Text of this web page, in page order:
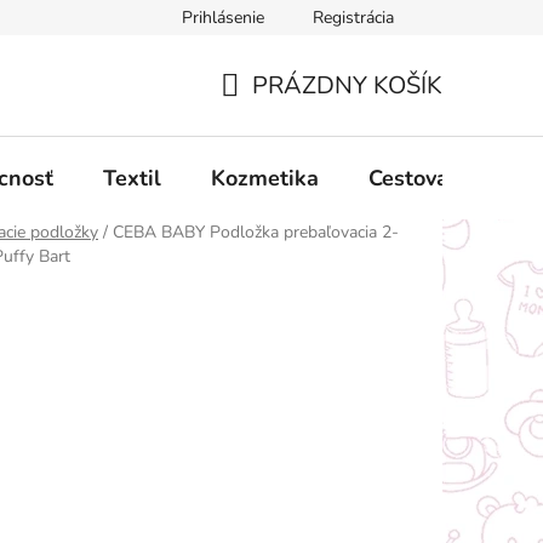
Obchodné podmienky Podmienky ochrany
Prihlásenie Registrácia
KOŠÍK
PRÁZDNY KOŠÍK
Textil Kozmetika Cestovanie
podložky / CEBA BABY Podložka prebaľovacia 2-
Bart